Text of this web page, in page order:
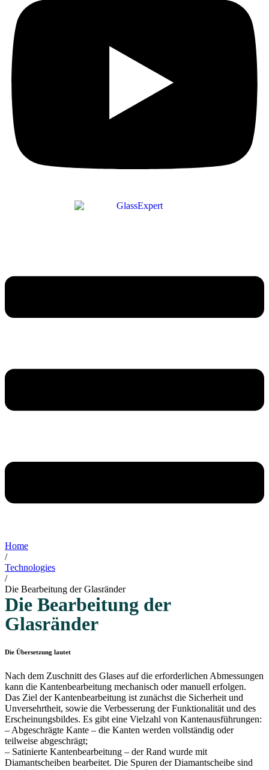
Home
/
Technologies
/
Die Bearbeitung der Glasränder
Die Bearbeitung der
Glasränder
Die Übersetzung lautet
Nach dem Zuschnitt des Glases auf die erforderlichen Abmessungen
kann die Kantenbearbeitung mechanisch oder manuell erfolgen.
Das Ziel der Kantenbearbeitung ist zunächst die Sicherheit und
Unversehrtheit, sowie die Verbesserung der Funktionalität und des
Erscheinungsbildes. Es gibt eine Vielzahl von Kantenausführungen:
– Abgeschrägte Kante – die Kanten werden vollständig oder
teilweise abgeschrägt;
– Satinierte Kantenbearbeitung – der Rand wurde mit
Diamantscheiben bearbeitet. Die Spuren der Diamantscheibe sind